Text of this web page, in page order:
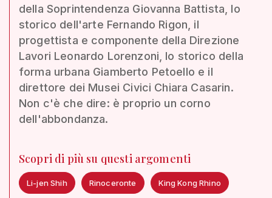
della Soprintendenza Giovanna Battista, lo
storico dell'arte Fernando Rigon, il
progettista e componente della Direzione
Lavori Leonardo Lorenzoni, lo storico della
forma urbana Giamberto Petoello e il
direttore dei Musei Civici Chiara Casarin.
Non c'è che dire: è proprio un corno
dell'abbondanza.
Scopri di più su questi argomenti
Li-jen Shih Rinoceronte King Kong Rhino